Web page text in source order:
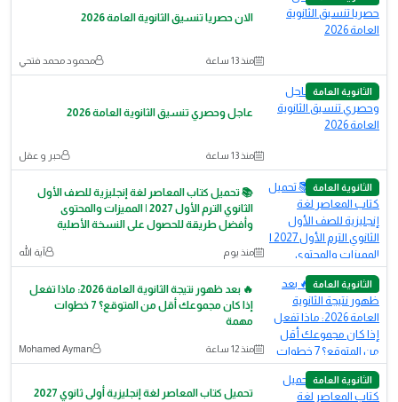
الان حصريا تنسيق الثانوية العامة 2026
منذ 13 ساعة محمود محمد فتحي
الثانوية العامة
عاجل وحصري تنسيق الثانوية العامة 2026
منذ 13 ساعة حبر و عقل
الثانوية العامة
📚 تحميل كتاب المعاصر لغة إنجليزية للصف الأول
الثانوي الترم الأول 2027 | المميزات والمحتوى
وأفضل طريقة للحصول على النسخة الأصلية
منذ يوم آية الله
الثانوية العامة
🔥 بعد ظهور نتيجة الثانوية العامة 2026: ماذا تفعل
إذا كان مجموعك أقل من المتوقع؟ 7 خطوات
مهمة
منذ 12 ساعة Mohamed Ayman
الثانوية العامة
تحميل كتاب المعاصر لغة إنجليزية أولى ثانوي 2027